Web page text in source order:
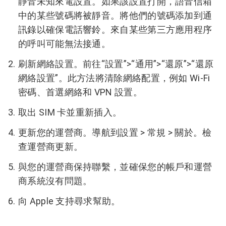
中的某些號碼將被靜音。 將他們的號碼添加到通
訊錄以確保電話響鈴。 來自某些第三方應用程序
的呼叫可能無法接通。
刷新網絡設置。前往“設置”>“通用”>“還原”>“還原
網絡設置”。 此方法將清除網絡配置，例如 Wi-Fi
密碼、首選網絡和 VPN 設置。
取出 SIM 卡並重新插入。
更新您的運營商。導航到設置 > 常規 > 關於。檢
查運營商更新。
與您的運營商保持聯繫，並確保您的帳戶和運營
商系統沒有問題。
向 Apple 支持尋求幫助。